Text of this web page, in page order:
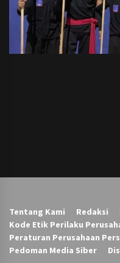
Tentang Kami Redaksi
Kode Etik Perilaku
Peraturan Perusahaan Pers
Pedoman Media Siber